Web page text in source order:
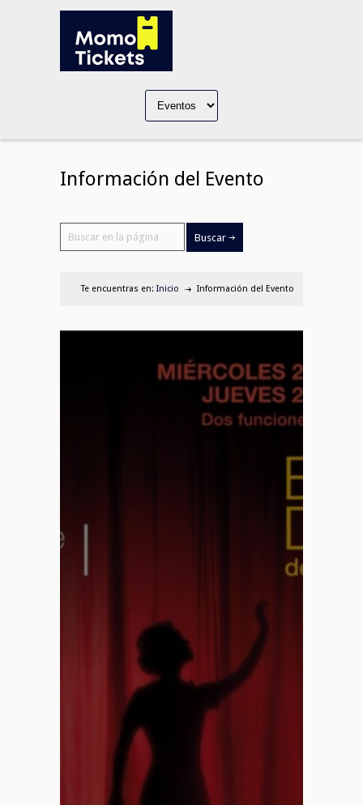
Información del Evento
Te encuentras en: Inicio Información del Evento